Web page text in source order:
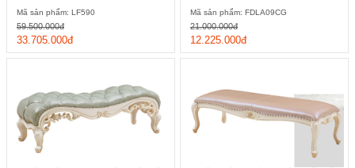
Mã sản phẩm: LF590
33.705.000đ
59.500.000đ
Mã sản phẩm: FDLA09CG
12.225.000đ
21.000.000đ